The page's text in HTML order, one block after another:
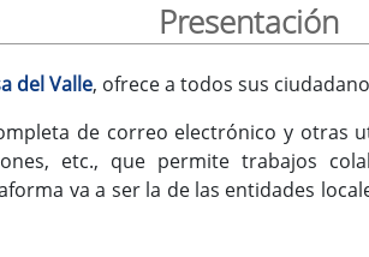
Presentación
del Valle, ofrece a todos sus
de correo electrónico y otras
etc., que permite trabajos
va a ser la de las entidades